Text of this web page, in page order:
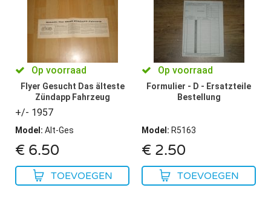
Op voorraad
Flyer Gesucht Das älteste
Zündapp Fahrzeug
+/- 1957
Model : Alt-Ges
€ 6.50
TOEVOEGEN
Op voorraad
Formulier - D - Ersatzteile
Bestellung
Model : R5163
€ 2.50
TOEVOEGEN